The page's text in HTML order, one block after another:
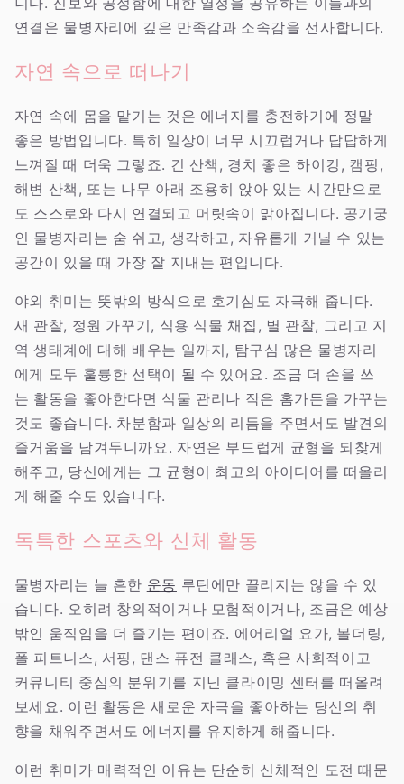
연결은 물병자리에 깊은 만족감과 소속감을 선사합니다.
자연 속으로 떠나기
자연 속에 몸을 맡기는 것은 에너지를 충전하기에 정말
좋은 방법입니다. 특히 일상이 너무 시끄럽거나 답답하게
느껴질 때 더욱 그렇죠. 긴 산책, 경치 좋은 하이킹, 캠핑,
해변 산책, 또는 나무 아래 조용히 앉아 있는 시간만으로
도 스스로와 다시 연결되고 머릿속이 맑아집니다. 공기궁
인 물병자리는 숨 쉬고, 생각하고, 자유롭게 거닐 수 있는
공간이 있을 때 가장 잘 지내는 편입니다.
야외 취미는 뜻밖의 방식으로 호기심도 자극해 줍니다.
새 관찰, 정원 가꾸기, 식용 식물 채집, 별 관찰, 그리고 지
역 생태계에 대해 배우는 일까지, 탐구심 많은 물병자리
에게 모두 훌륭한 선택이 될 수 있어요. 조금 더 손을 쓰
는 활동을 좋아한다면 식물 관리나 작은 홈가든을 가꾸는
것도 좋습니다. 차분함과 일상의 리듬을 주면서도 발견의
즐거움을 남겨두니까요. 자연은 부드럽게 균형을 되찾게
해주고, 당신에게는 그 균형이 최고의 아이디어를 떠올리
게 해줄 수도 있습니다.
독특한 스포츠와 신체 활동
물병자리는 늘 흔한 운동 루틴에만 끌리지는 않을 수 있
습니다. 오히려 창의적이거나 모험적이거나, 조금은 예상
밖인 움직임을 더 즐기는 편이죠. 에어리얼 요가, 볼더링,
폴 피트니스, 서핑, 댄스 퓨전 클래스, 혹은 사회적이고
커뮤니티 중심의 분위기를 지닌 클라이밍 센터를 떠올려
보세요. 이런 활동은 새로운 자극을 좋아하는 당신의 취
향을 채워주면서도 에너지를 유지하게 해줍니다.
이런 취미가 매력적인 이유는 단순히 신체적인 도전 때문